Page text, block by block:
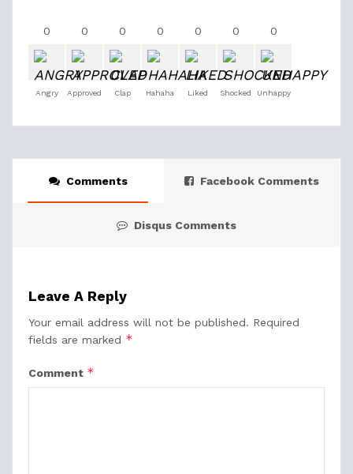
0
Angry
0
Approved
0
Clap
0
Hahaha
0
Liked
0
Shocked
0
Unhappy
Comments Facebook Comments
Disqus Comments
Leave A Reply
Your email address will not be published. Required
fields are marked *
Comment *